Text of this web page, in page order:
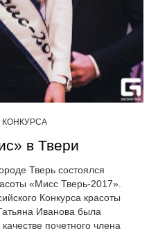
в Твери
Тверь состоялся
«Мисс Тверь-2017».
Конкурса красоты
Иванова была
почетного члена